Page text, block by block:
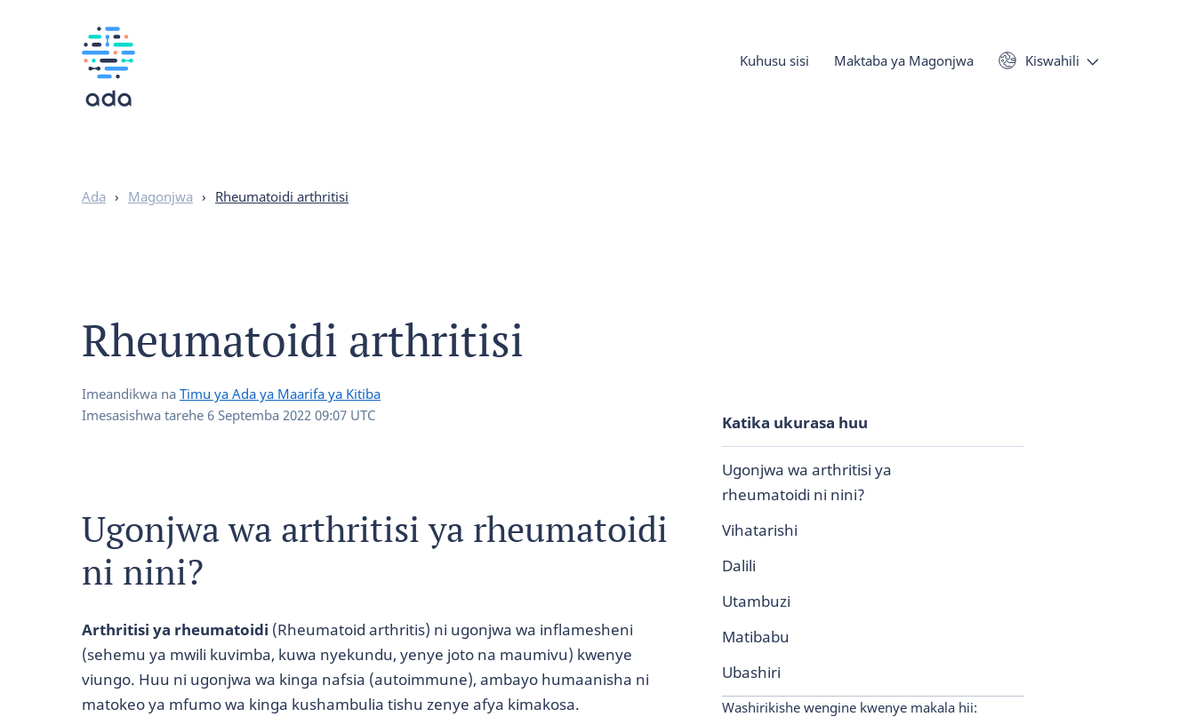
Kuhusu sisi Maktaba ya Magonjwa Kiswahili
Ada › Magonjwa › Rheumatoidi arthritisi
Rheumatoidi arthritisi
Imeandikwa na Timu ya Ada ya Maarifa ya Kitiba
Imesasishwa tarehe 6 Septemba 2022 09:07 UTC Katika ukurasa huu
Ugonjwa wa arthritisi ya
rheumatoidi ni nini?
Vihatarishi
Dalili
Utambuzi
Matibabu
Ubashiri
Washirikishe wengine kwenye makala hii:
Ugonjwa wa arthritisi ya rheumatoidi
ni nini?
Arthritisi ya rheumatoidi (Rheumatoid arthritis) ni ugonjwa wa inflamesheni
(sehemu ya mwili kuvimba, kuwa nyekundu, yenye joto na maumivu) kwenye
viungo. Huu ni ugonjwa wa kinga nafsia (autoimmune), ambayo humaanisha ni
matokeo ya mfumo wa kinga kushambulia tishu zenye afya kimakosa.